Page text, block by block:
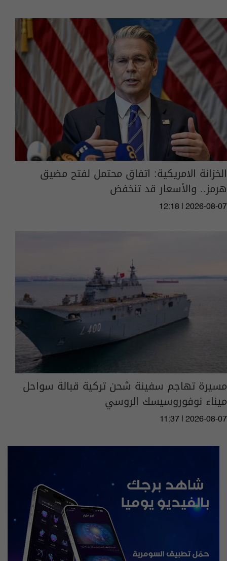
الخزانة الامريكية: اتفاق محتمل لفتح مضيق
هرمز.. والأسعار قد تنخفض
12:18 | 2026-08-07
مسيرة تهاجم سفينة شحن تركية قبالة سواحل
ميناء نوفوروسيسك الروسي
11:37 | 2026-08-07